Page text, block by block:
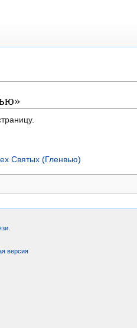
Святых (Гленвью)
версия